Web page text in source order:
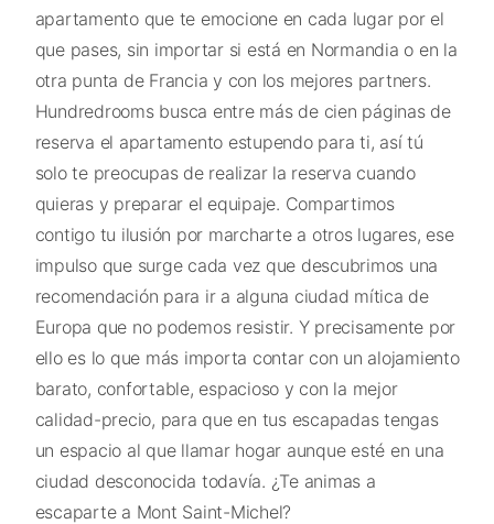
apartamento que te emocione en cada lugar por el
que pases, sin importar si está en Normandia o en la
otra punta de Francia y con los mejores partners.
Hundredrooms busca entre más de cien páginas de
reserva el apartamento estupendo para ti, así tú
solo te preocupas de realizar la reserva cuando
quieras y preparar el equipaje. Compartimos
contigo tu ilusión por marcharte a otros lugares, ese
impulso que surge cada vez que descubrimos una
recomendación para ir a alguna ciudad mítica de
Europa que no podemos resistir. Y precisamente por
ello es lo que más importa contar con un alojamiento
barato, confortable, espacioso y con la mejor
calidad-precio, para que en tus escapadas tengas
un espacio al que llamar hogar aunque esté en una
ciudad desconocida todavía. ¿Te animas a
escaparte a Mont Saint-Michel?